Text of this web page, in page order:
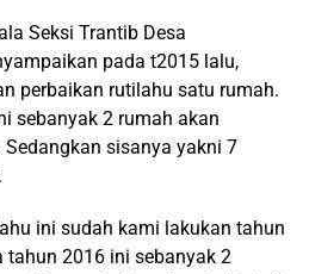
Seksi Trantib Desa
pada t2015 lalu,
perbaikan rutilahu satu rumah.
sebanyak 2 rumah akan
sisanya yakni 7
ini sudah kami lakukan tahun
tahun 2016 ini sebanyak 2